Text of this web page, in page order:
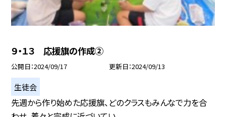
９・１３ 応援旗の作成②
公開日 2024/09/17 更新日 2024/09/13
生徒会
先週から作り始めた応援旗、どのクラスもみんなで力を合